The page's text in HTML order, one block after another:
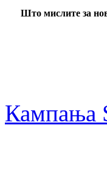
Што мислите за
Кампања